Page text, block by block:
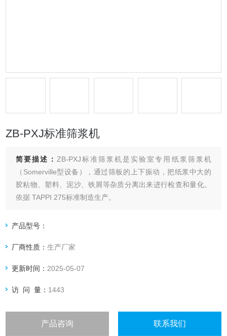
ZB-PXJ标准筛浆机
简要描述： ZB-PXJ标准筛浆机是实验室专用纸浆筛浆机
（Somerville型设备），通过筛板的上下振动，把纸浆中大的
胶粘物、塑料、泥沙、铁屑等杂质分离出来进行检查和量化。
依据 TAPPI 275标准制造生产。
产品型号：
厂商性质：生产厂家
更新时间： 2025-05-07
访 问 量： 1443
产品咨询 联系我们